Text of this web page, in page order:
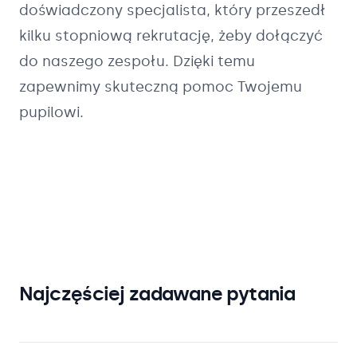
doświadczony specjalista, który przeszedł
kilku stopniową rekrutację, żeby dołączyć
do naszego zespołu. Dzięki temu
zapewnimy skuteczną pomoc Twojemu
pupilowi.
Najczęściej zadawane pytania